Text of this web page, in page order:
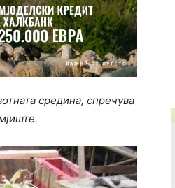
средина, спречува